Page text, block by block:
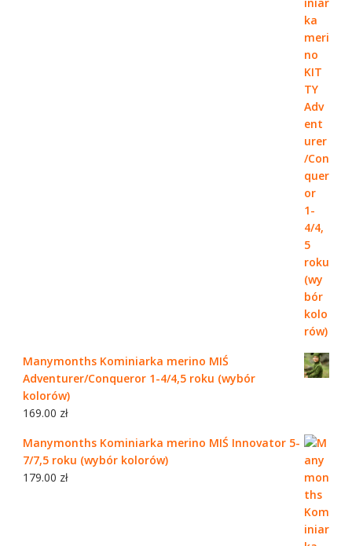
Manymonths Kominiarka merino MIŚ
Adventurer/Conqueror 1-4/4,5 roku (wybór
kolorów)
169.00 zł
Manymonths Kominiarka merino MIŚ Innovator 5-
7/7,5 roku (wybór kolorów)
179.00 zł